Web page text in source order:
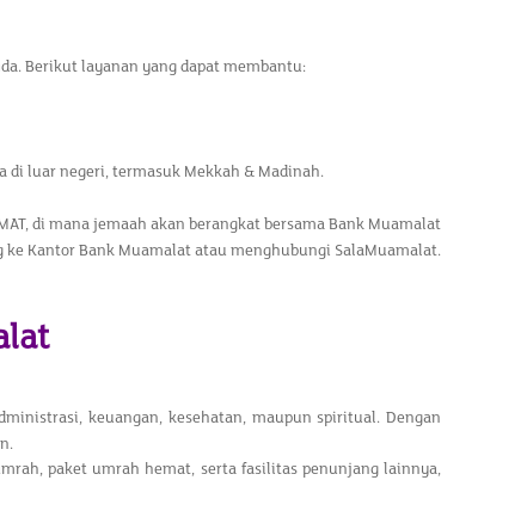
Berikut layanan yang dapat membantu:
di luar negeri, termasuk Mekkah & Madinah.
di mana jemaah akan berangkat bersama Bank Muamalat
Kantor Bank Muamalat atau menghubungi SalaMuamalat.
keuangan, kesehatan, maupun spiritual. Dengan
paket umrah hemat, serta fasilitas penunjang lainnya,